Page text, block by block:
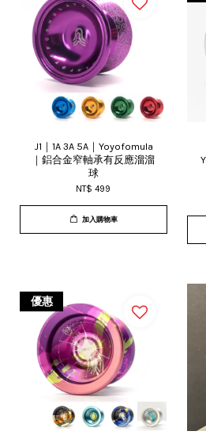
J1｜1A 3A 5A｜Yoyofomula
｜鋁合金窄軸承有反應溜溜
球
NT$ 499
加入購物車
優惠